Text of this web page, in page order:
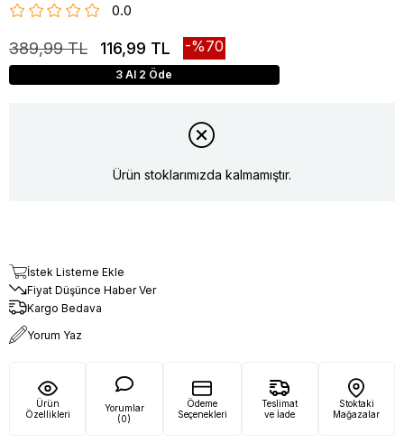
0.0
389,99 TL 116,99 TL 70
3 Al 2 Öde
Ürün stoklarımızda kalmamıştır.
İstek Listeme Ekle
Fiyat Düşünce Haber Ver
Kargo Bedava
Yorum Yaz
Ürün
Özellikleri
Yorumlar
(0)
Ödeme
Seçenekleri
Teslimat
ve İade
Stoktaki
Mağazalar